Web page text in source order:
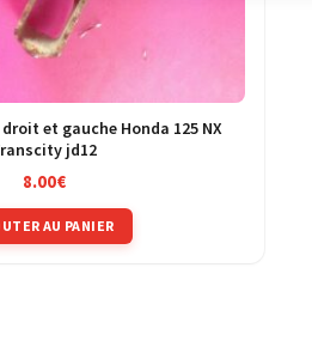
et gauche Honda 125 NX
jd12
8.00€
AU PANIER